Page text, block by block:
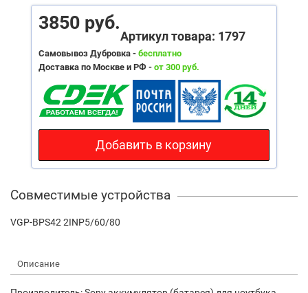
3850 руб.
Артикул товара: 1797
Самовывоз Дубровка - бесплатно
Доставка по Москве и РФ - от 300 руб.
Добавить в корзину
Совместимые устройства
VGP-BPS42 2INP5/60/80
Описание